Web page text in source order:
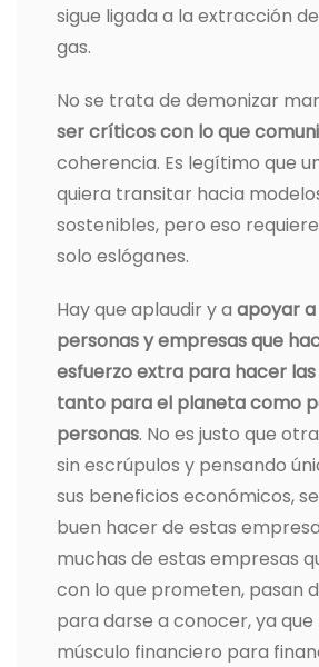
sigue ligada a la extracción
gas.
No se trata de demonizar
ser críticos con lo que
coherencia. Es legítimo que
quiera transitar hacia
sostenibles, pero eso
solo eslóganes.
Hay que aplaudir y a apoyar
personas y empresas que
esfuerzo extra para hacer
tanto para el planeta como
personas. No es justo que
sin escrúpulos y pensando
sus beneficios económicos,
buen hacer de estas
muchas de estas empresas
con lo que prometen, pasan
para darse a conocer, ya
músculo financiero para